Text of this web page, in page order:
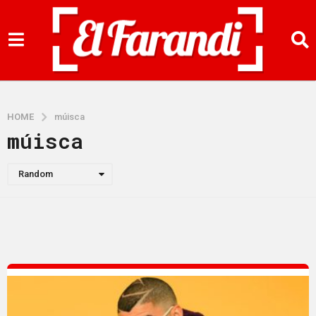
HOME múisca
múisca
Random